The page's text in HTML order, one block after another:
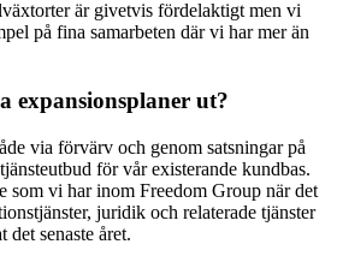
är givetvis fördelaktigt men vi
på fina samarbeten där vi har mer än
expansionsplaner ut?
via förvärv och genom satsningar på
för vår existerande kundbas.
som vi har inom Freedom Group när det
juridik och relaterade tjänster
det senaste året.